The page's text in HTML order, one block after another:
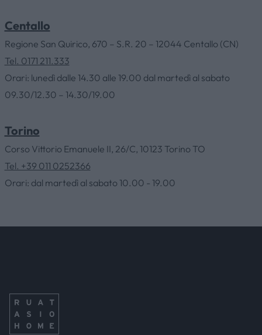
COMPANY
Centallo
Regione San Quirico, 670 – S.R. 20 – 12044 Centallo (CN)
Tel. 0171 211.333
Orari: lunedì dalle 14.30 alle 19.00 dal martedì al sabato
09.30/12.30 – 14.30/19.00
Torino
Corso Vittorio Emanuele II, 26/C, 10123 Torino TO
Tel. +39 011 0252366
Orari: dal martedì al sabato 10.00 - 19.00